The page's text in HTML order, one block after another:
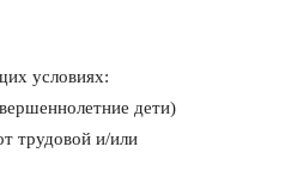
условиях:
дети)
трудовой и/или